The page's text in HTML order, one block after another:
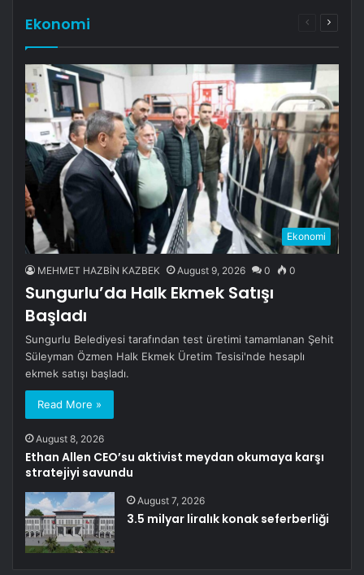
Ekonomi
Previous
Next
Ekonomi
MEHMET HAZBİN KAZBEK August 9, 2026 0 0
Sungurlu’da Halk Ekmek Satışı
Başladı
Sungurlu Belediyesi tarafından test üretimi tamamlanan Şehit
Süleyman Özmen Halk Ekmek Üretim Tesisi'nde hesaplı
ekmek satışı başladı.
Read More »
August 8, 2026
Ethan Allen CEO’su aktivist meydan okumaya karşı
stratejiyi savundu
August 7, 2026
3.5 milyar liralık konak seferberliği